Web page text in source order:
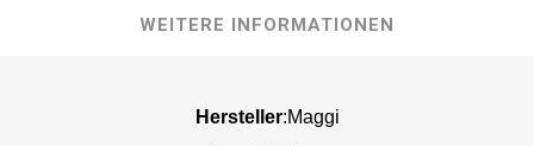
WEITERE INFORMATIONEN
Hersteller:Maggi